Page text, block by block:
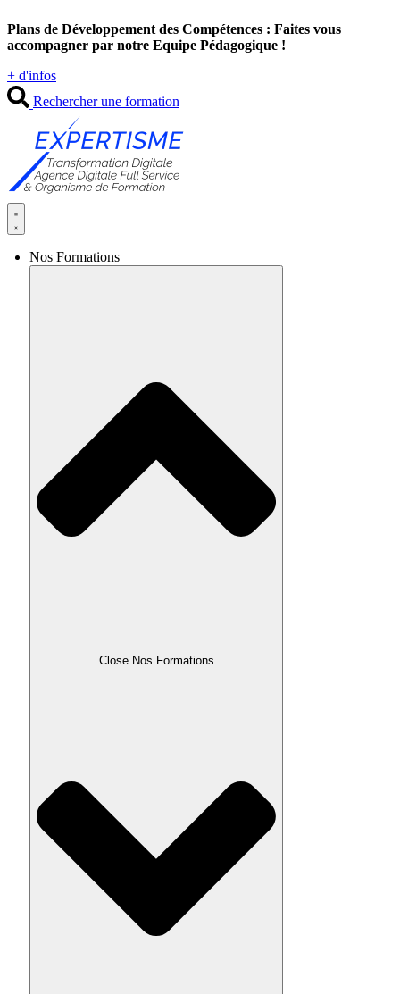
au
contenu
Plans de Développement des Compétences : Faites vous
accompagner par notre Equipe Pédagogique !
+ d'infos
Rechercher une formation
Nos Formations
Close Nos Formations